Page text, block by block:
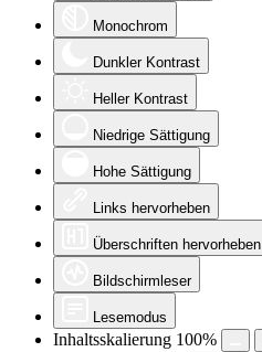
Monochrom
Dunkler Kontrast
Heller Kontrast
Niedrige Sättigung
Hohe Sättigung
Links hervorheben
Überschriften hervorheben
Bildschirmleser
Lesemodus
Inhaltsskalierung 100%